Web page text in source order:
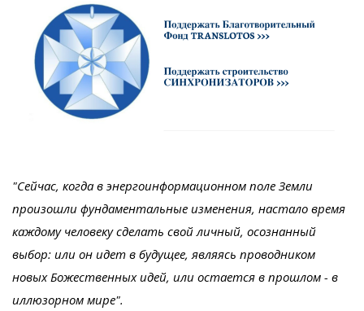
"Сейчас, когда в энергоинформационном поле Земли
произошли фундаментальные изменения, настало время
каждому человеку сделать свой личный, осознанный
выбор: или он идет в будущее, являясь проводником
новых Божественных идей, или остается в прошлом - в
иллюзорном мире".